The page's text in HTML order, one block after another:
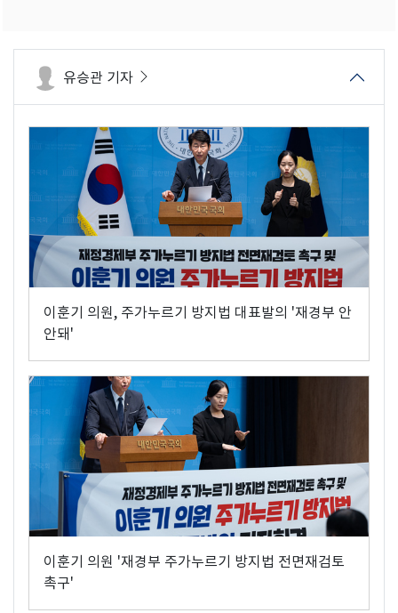
유승관 기자
이훈기 의원, 주가누르기 방지법 대표발의 '재경부 안
안돼'
이훈기 의원 '재경부 주가누르기 방지법 전면재검토
촉구'